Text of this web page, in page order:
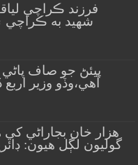
شهيد به ڪراچي
پيئڻ جو صاف پاڻي
آهي،وڏو وزير
گوليون لڳل هيون: